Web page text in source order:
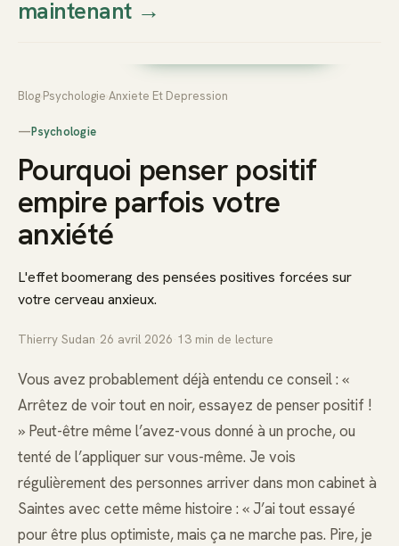
Thierry
Prendre rendez-vous dès
maintenant→
Blog Psychologie Anxiete Et Depression
—Psychologie
Pourquoi penser positif
empire parfois votre
anxiété
L'effet boomerang des pensées positives forcées sur
votre cerveau anxieux.
Thierry Sudan 26 avril 2026 13 min de lecture
Vous avez probablement déjà entendu ce conseil : «
Arrêtez de voir tout en noir, essayez de penser positif !
» Peut-être même l’avez-vous donné à un proche, ou
tenté de l’appliquer sur vous-même. Je vois
régulièrement des personnes arriver dans mon cabinet à
Saintes avec cette même histoire : « J’ai tout essayé
pour être plus optimiste, mais ça ne marche pas. Pire, je